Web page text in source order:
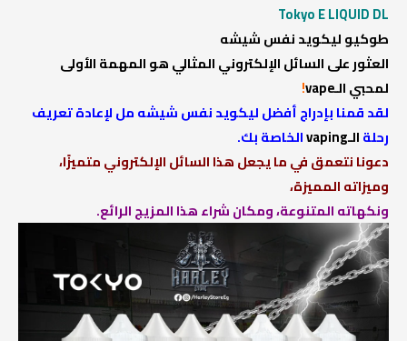
Tokyo E LIQUID DL
طوكيو ليكويد نفس شيشه
العثور على السائل الإلكتروني المثالي هو المهمة الأولى
لمحبيالـvape
!
لقد قمنا بإدراج أفضل ليكويد نفس شيشه مل لإعادة تعريف
رحلةالـvaping
الخاصة بك.
دعونا نتعمق في ما يجعل هذا السائل الإلكتروني متميزًا،
وميزاته المميزة،
ونكهاته المتنوعة، ومكان شراء هذا المزيج الرائع.